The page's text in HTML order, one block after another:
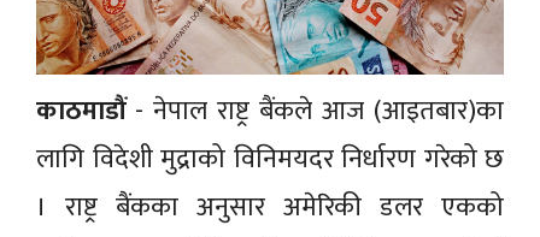
काठमाडौं- नेपाल राष्ट्र बैंकले आज (आइतबार)का
लागि विदेशी मुद्राको विनिमयदर निर्धारण गरेको छ
। राष्ट्र बैंकका अनुसार अमेरिकी डलर एकको